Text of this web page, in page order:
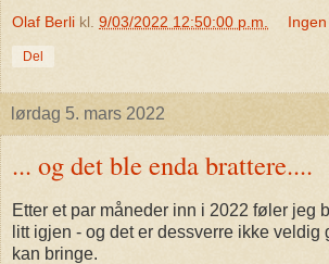
Olaf Berli kl. 9/03/2022 12:50:00 p.m.
Del
lørdag 5. mars 2022
... og det ble enda brattere....
Etter et par måneder inn i 2022 føler jeg
litt igjen - og det er dessverre ikke veldig
kan bringe.